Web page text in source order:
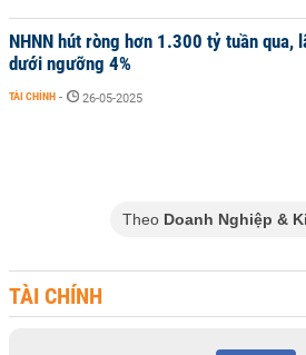
NHNN hút ròng hơn 1.300 tỷ tuần qua,
dưới ngưỡng 4%
TÀI CHÍNH - 26-05-2025
Theo Doanh Nghiệp &
TÀI CHÍNH